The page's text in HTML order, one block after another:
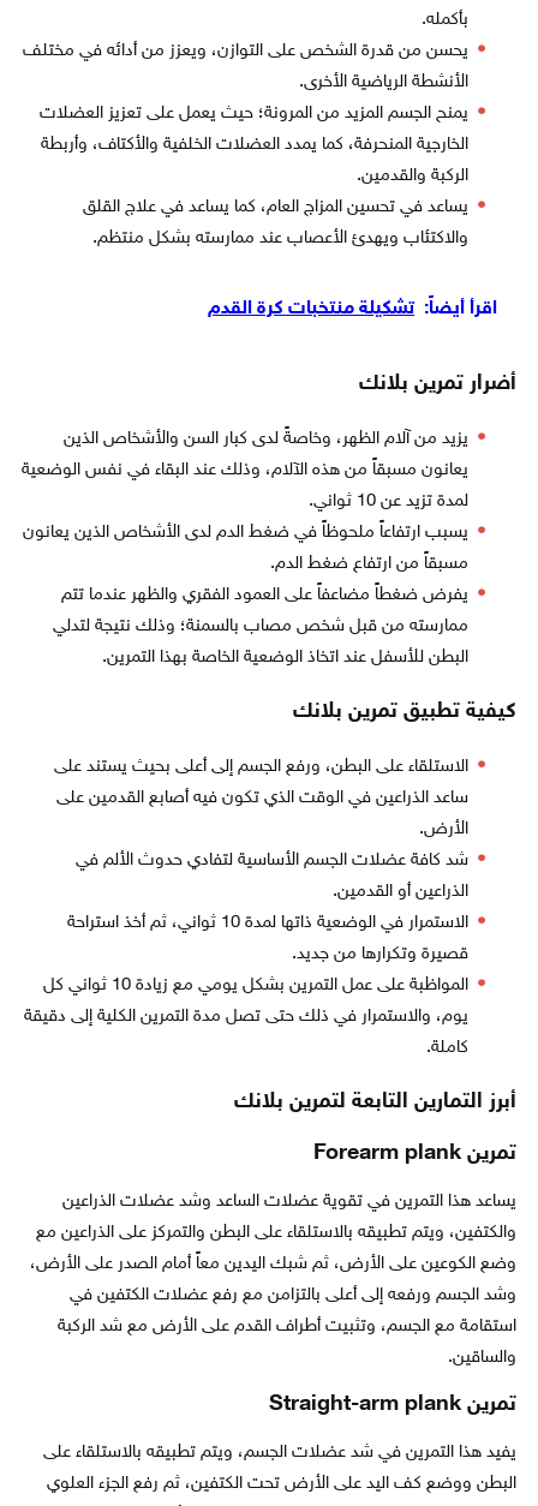
بأكمله.
يحسن من قدرة الشخص على التوازن، ويعزز من أدائه في مختلف
الأنشطة الرياضية الأخرى.
يمنح الجسم المزيد من المرونة؛ حيث يعمل على تعزيز العضلات
الخارجية المنحرفة، كما يمدد العضلات الخلفية والأكتاف، وأربطة
الركبة والقدمين.
يساعد في تحسين المزاج العام، كما يساعد في علاج القلق
والاكتئاب ويهدئ الأعصاب عند ممارسته بشكل منتظم.
اقرأ أيضاً: تشكيلة منتخبات كرة القدم
أضرار تمرين بلانك
يزيد من آلام الظهر، وخاصةً لدى كبار السن والأشخاص الذين
يعانون مسبقاً من هذه الآلام، وذلك عند البقاء في نفس الوضعية
لمدة تزيد عن 10 ثواني.
يسبب ارتفاعاً ملحوظاً في ضغط الدم لدى الأشخاص الذين يعانون
مسبقاً من ارتفاع ضغط الدم.
يفرض ضغطاً مضاعفاً على العمود الفقري والظهر عندما تتم
ممارسته من قبل شخص مصاب بالسمنة؛ وذلك نتيجة لتدلي
البطن للأسفل عند اتخاذ الوضعية الخاصة بهذا التمرين.
كيفية تطبيق تمرين بلانك
الاستلقاء على البطن، ورفع الجسم إلى أعلى بحيث يستند على
ساعد الذراعين في الوقت الذي تكون فيه أصابع القدمين على
الأرض.
شد كافة عضلات الجسم الأساسية لتفادي حدوث الألم في
الذراعين أو القدمين.
الاستمرار في الوضعية ذاتها لمدة 10 ثواني، ثم أخذ استراحة
قصيرة وتكرارها من جديد.
المواظبة على عمل التمرين بشكل يومي مع زيادة 10 ثواني كل
يوم، والاستمرار في ذلك حتى تصل مدة التمرين الكلية إلى دقيقة
كاملة.
أبرز التمارين التابعة لتمرين بلانك
تمرين Forearm plank
يساعد هذا التمرين في تقوية عضلات الساعد وشد عضلات الذراعين
والكتفين، ويتم تطبيقه بالاستلقاء على البطن والتمركز على الذراعين مع
وضع الكوعين على الأرض، ثم شبك اليدين معاً أمام الصدر على الأرض،
وشد الجسم ورفعه إلى أعلى بالتزامن مع رفع عضلات الكتفين في
استقامة مع الجسم، وتثبيت أطراف القدم على الأرض مع شد الركبة
والساقين.
تمرين Straight-arm plank
يفيد هذا التمرين في شد عضلات الجسم، ويتم تطبيقه بالاستلقاء على
البطن ووضع كف اليد على الأرض تحت الكتفين، ثم رفع الجزء العلوي